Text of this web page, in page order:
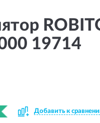
19714
Добавить к